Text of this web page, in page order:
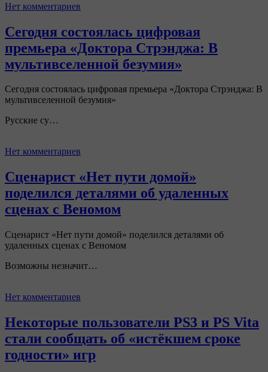
Нет комментариев
Сегодня состоялась цифровая
премьера «Доктора Стрэнджа: В
мультивселенной безумия»
Сегодня состоялась цифровая премьера «Доктора Стрэнджа: В
мультивселенной безумия»
Русские су…
Нет комментариев
Сценарист «Нет пути домой»
поделился деталями об удаленных
сценах с Веномом
Сценарист «Нет пути домой» поделился деталями об
удаленных сценах с Веномом
Возможны незначит…
Нет комментариев
Некоторые пользователи PS3 и PS Vita
стали сообщать об «истёкшем сроке
годности» игр